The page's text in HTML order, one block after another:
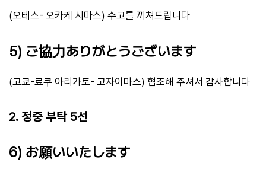
(오테스- 오카케 시마스) 수고를 끼쳐드립니다
5) ご協力ありがとうございます
(고쿄-료쿠 아리가토- 고자이마스) 협조해 주셔서 감사합니다
2. 정중 부탁 5선
6) お願いいたします